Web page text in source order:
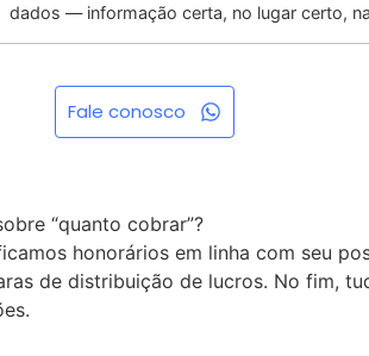
dados — informação certa, no lugar certo,
Fale conosco
“quanto cobrar”?
honorários em linha com seu
de distribuição de lucros. No fim,